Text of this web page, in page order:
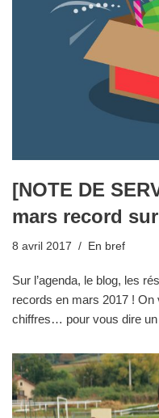
[NOTE DE
mars record
8 avril 2017 En bref
Sur l’agenda, le blog, les
records en mars 2017 ! On
chiffres… pour vous dire